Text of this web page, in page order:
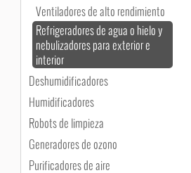
Ventiladores de alto rendimiento
Refrigeradores de agua o hielo y
nebulizadores para exterior e
interior
Deshumidificadores
Humidificadores
Robots de limpieza
Generadores de ozono
Purificadores de aire